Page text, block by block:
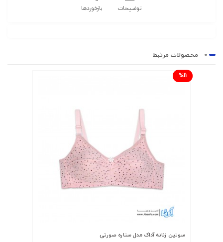
توضیحات بازخوردها
محصولات مرتبط
سوتین زنانه آداک مدل ستاره صورتی
%11